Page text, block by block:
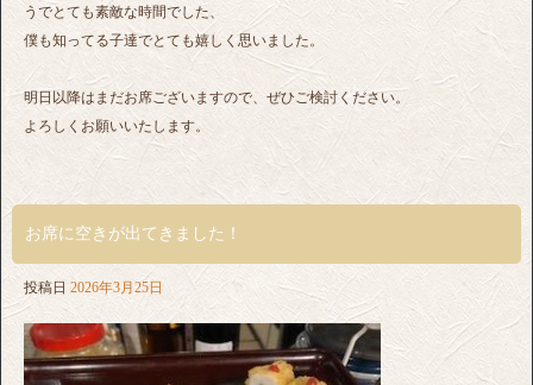
うでとても素敵な時間でした、
僕も知ってる子達でとても嬉しく思いました。
明日以降はまだお席ございますので、ぜひご検討ください。
よろしくお願いいたします。
お席に空きが出てきました！
投稿日 2026年3月25日